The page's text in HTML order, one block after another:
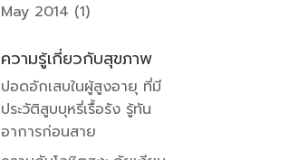
May 2014 (1)
ความรู้เกี่ยวกับสุขภาพ
ปอดอักเสบในผู้สูงอายุ ที่มี
ประวัติสูบบุหรี่เรื้อรัง รู้ทัน
อาการก่อนสาย